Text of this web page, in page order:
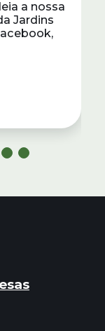
a nossa
Jardins